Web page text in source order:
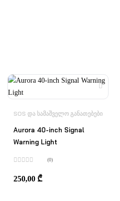
SOS ᲓᲐ ᲡᲐᲛᲐᲨᲕᲔᲚᲝ ᲒᲐᲜᲐᲗᲔᲑᲔᲑᲘ
Aurora 40-inch Signal
Warning Light
0,
5-
(0)
250,00 ₾